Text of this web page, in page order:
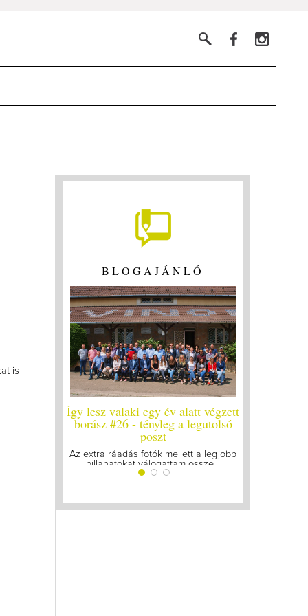
is
BLOGAJÁNLÓ
Így lesz valaki egy év alatt végzett
borász #26 - tényleg a legutolsó
Az extra ráadás fotók mellett a legjobb
pillanatokat válogattam össze...
Így lesz valaki egy év
lázasan készülünk az